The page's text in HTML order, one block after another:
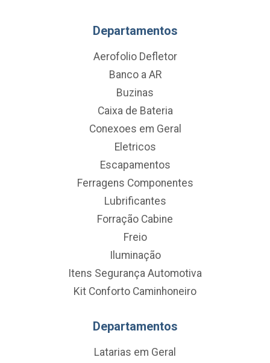
Departamentos
Aerofolio Defletor
Banco a AR
Buzinas
Caixa de Bateria
Conexoes em Geral
Eletricos
Escapamentos
Ferragens Componentes
Lubrificantes
Forração Cabine
Freio
Iluminação
Itens Segurança Automotiva
Kit Conforto Caminhoneiro
Departamentos
Latarias em Geral